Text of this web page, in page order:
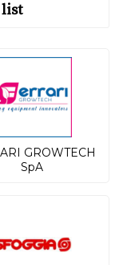
list
GROWTECH
SpA